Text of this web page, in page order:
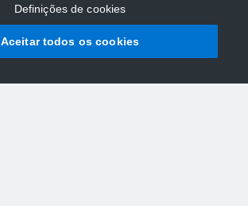
Definições de cookies
Aceitar todos os cookies